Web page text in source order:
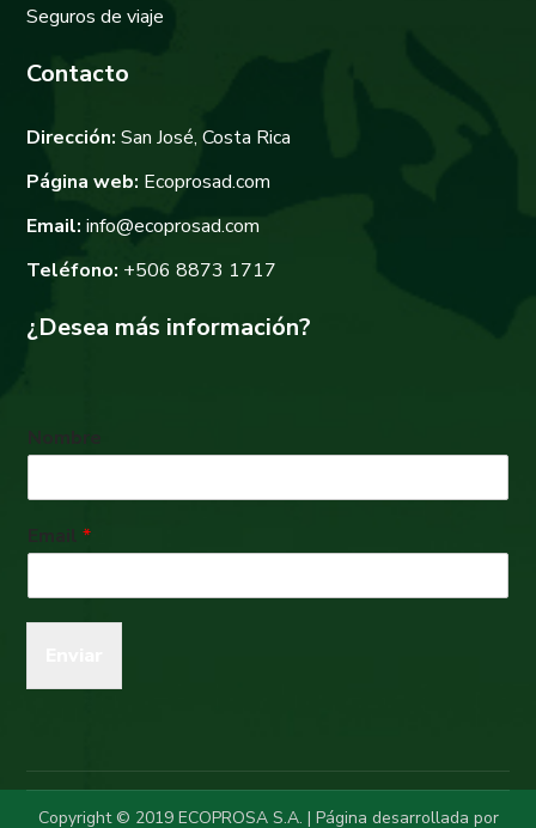
Seguros de viaje
Contacto
Dirección: San José, Costa Rica
Página web: Ecoprosad.com
Email: info@ecoprosad.com
Teléfono: +506 8873 1717
¿Desea más información?
Email*
Copyright © 2019 ECOPROSA S.A. | Página desarrollada por